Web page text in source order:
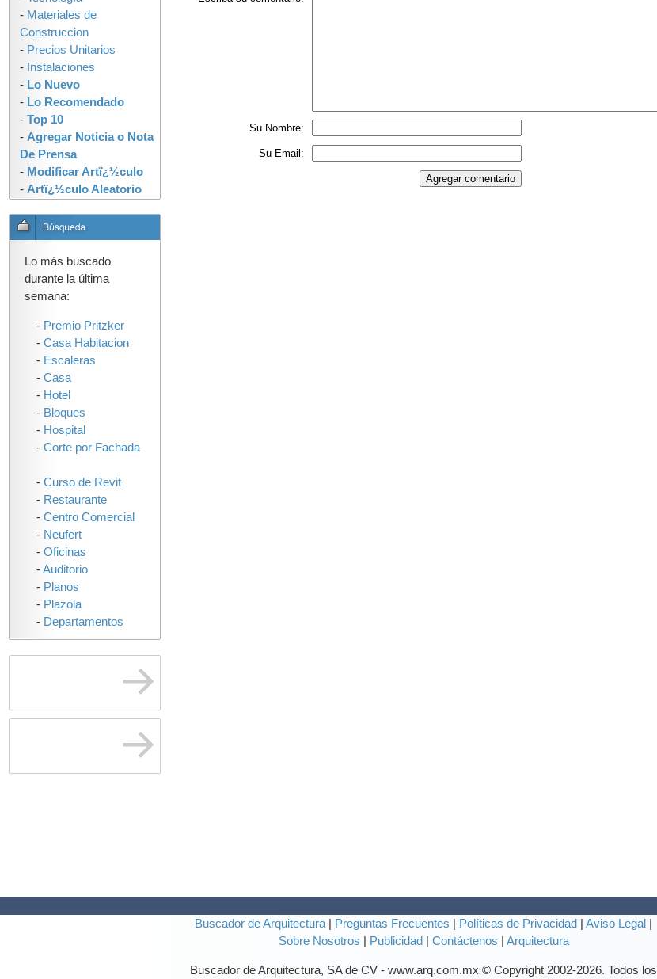
Su Nombre:
Su Email:
Buscador de Arquitectura Preguntas Frecuentes Políticas de Privacidad Aviso Legal
Sobre Nosotros
Publicidad Contáctenos Arquitectura
Buscador de Arquitectura, SA de CV - www.arq.com.mx © Copyright 2002-2026. Todos los
- Materiales de
Construccion
- Precios Unitarios
- Instalaciones
- Lo Nuevo
- Lo Recomendado
- Top 10
- Agregar Noticia o Nota
De Prensa
- Modificar Artï¿½culo
- Artï¿½culo Aleatorio
Lo más buscado
durante la última
semana:
- Premio Pritzker
- Casa Habitacion
- Escaleras
- Casa
- Hotel
- Bloques
- Hospital
- Corte por Fachada
- Curso de Revit
- Restaurante
- Centro Comercial
- Neufert
- Oficinas
-Auditorio
- Planos
- Plazola
- Departamentos